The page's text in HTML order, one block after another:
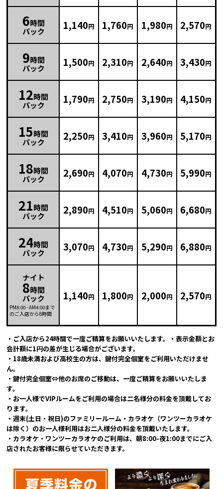
6時間
パック
1,140円 1,760円 1,980円 2,570円
9時間
パック
1,500円 2,310円 2,640円 3,430円
12時間
パック
1,790円 2,750円 3,190円 4,150円
15時間
パック
2,250円 3,410円 3,960円 5,170円
18時間
パック
2,690円 4,070円 4,730円 5,990円
21時間
パック
2,890円 4,510円 5,060円 6,680円
24時間
パック
3,070円 4,730円 5,290円 6,880円
ナイト
8時間
パック
PM8:00-AM4:00まで
のご入店から8時間
1,140円 1,800円 2,000円 2,570円
・ご入店から24時間で一度ご精算をお願いいたします。・表示金額とお
会計額に1円の差が生じる場合がございます。
・18歳未満および高校生の方は、鍵付完全個室をご利用いただけませ
ん。
・鍵付完全個室⇔他のお席のご移動は、一度ご精算をお願いいたしま
す。
・お一人様でVIPルームをご利用の場合は二名様分の料金を頂戴してお
ります。
・週末(土日・祝日)のファミリールーム・カラオケ（ワンツーカラオケ
は除く）のお一人様利用はお二人様分の料金を頂戴いたします。
・カラオケ・ワンツーカラオケのご利用は、朝8:00-夜1:00までにご入
店されたお客様に限らせていただきます。